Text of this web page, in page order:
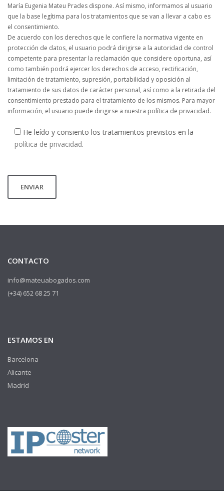
María Eugenia Mateu Prades dispone. Así mismo, informamos al usuario
que la base legítima para los tratamientos que se van a llevar a cabo es
el consentimiento.
De acuerdo con los derechos que le confiere la normativa vigente en
protección de datos, el usuario podrá dirigirse a la autoridad de control
competente para presentar la reclamación que considere oportuna, así
como también podrá ejercer los derechos de acceso, rectificación,
limitación de tratamiento, supresión, portabilidad y oposición al
tratamiento de sus datos de carácter personal, así como a la retirada del
consentimiento prestado para el tratamiento de los mismos. Para mayor
información, el usuario puede dirigirse a nuestra política de privacidad.
He leído y consiento los tratamientos previstos en la
política de privacidad.
CONTACTO
info@mateuabogados.com
(+34) 652 68 25 71
ESTAMOS EN
Barcelona
Alicante
Madrid